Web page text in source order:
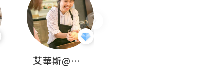
艾華斯@鄭大小姐工房